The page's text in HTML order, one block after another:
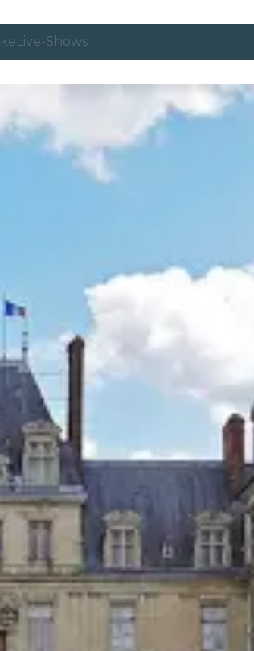
Live-Shows
Candlelight
London
Erlebnisse und Städte
Stadttouren
Konzerte
Restaurants
Kino